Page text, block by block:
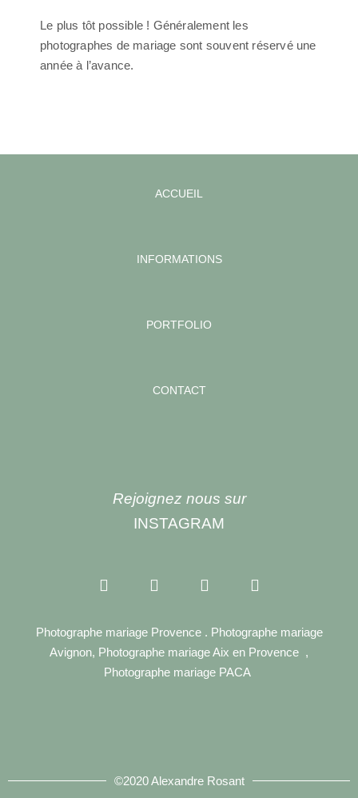
Le plus tôt possible ! Généralement les
photographes de mariage sont souvent réservé une
année à l’avance.
ACCUEIL
INFORMATIONS
PORTFOLIO
CONTACT
Rejoignez nous sur
INSTAGRAM
Photographe mariage Provence . Photographe mariage
Avignon, Photographe mariage Aix en Provence ,
Photographe mariage PACA
©2020 Alexandre Rosant